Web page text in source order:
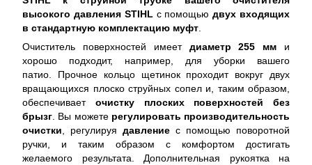
высокого давления STIHL с помощьюдвух входящих
в стандартную комплектацию муфт
Очиститель поверхностей имеет диаметр 255 мм и
хорошо подходит, например, для уборки вашего
патио. Прочное кольцо щетинок проходит вокруг двух
вращающихся плоско струйных сопел и, таким образом,
обеспечивает очистку плоских поверхностей без
брызг . Вы можете регулировать производительность
очистки , регулируя давление с помощью поворотной
ручки, и таким образом с комфортом достигать
желаемого результата. Дополнительная рукоятка на